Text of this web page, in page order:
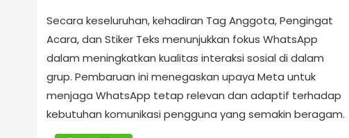
Secara keseluruhan, kehadiran Tag Anggota, Pengingat
Acara, dan Stiker Teks menunjukkan fokus WhatsApp
dalam meningkatkan kualitas interaksi sosial di dalam
grup. Pembaruan ini menegaskan upaya Meta untuk
menjaga WhatsApp tetap relevan dan adaptif terhadap
kebutuhan komunikasi pengguna yang semakin beragam.